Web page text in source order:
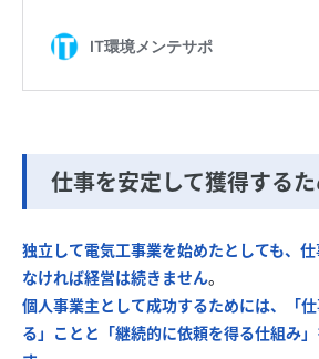
仕事を安定して獲得する
独立して電気工事業を始めたとしても、
なければ経営は続きません。
個人事業主として成功するためには、「
る」ことと「継続的に依頼を得る仕組み